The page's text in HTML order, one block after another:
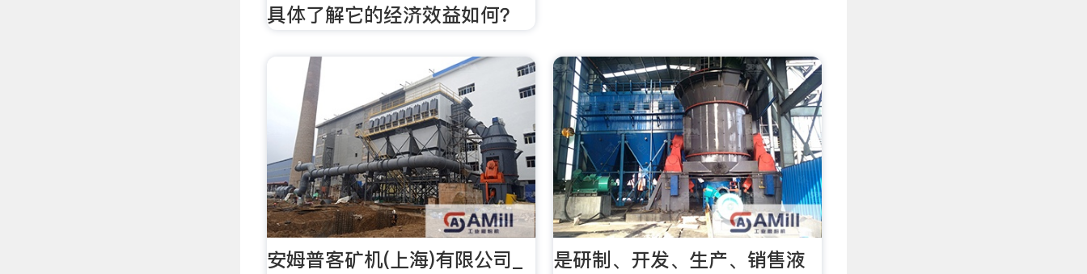
具体了解它的经济效益如何？
安姆普客矿机(上海)有限公司_
是研制、开发、生产、销售液